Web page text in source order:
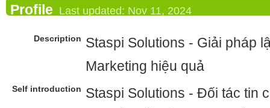
Profile Last updated: Nov 11, 2024
Description Staspi Solutions - Giải pháp
Marketing hiệu quả
Self introduction Staspi Solutions - Đối tác tin